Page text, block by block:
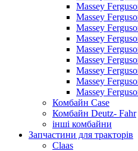
Massey
Massey
Massey
Massey
Massey
Massey
Massey
Massey
Massey
Комбайн Case
Комбайн Deutz- Fahr
інші комбайни
Запчастини для тракторів
Claas